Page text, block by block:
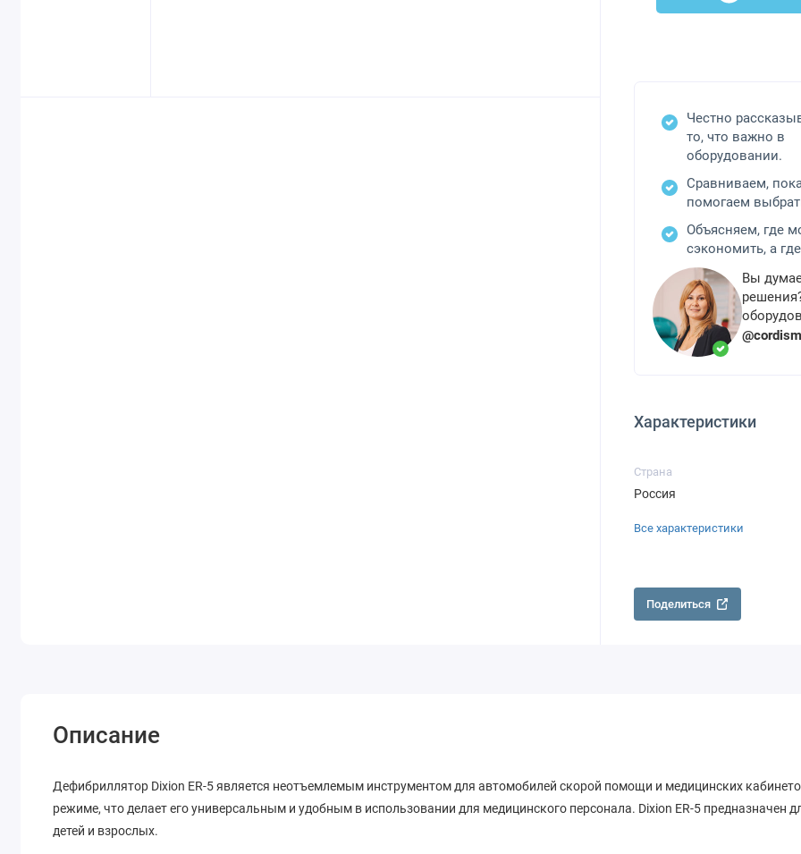
Честно
то, что важно в
оборудовании.
Сравниваем,
помогаем
Объясняем, где
сэкономить, а
Вы
Характеристики
Страна
Россия
Все характеристики
Поделиться
Описание
Дефибриллятор Dixion ER-5 является неотъемлемым инструментом для автомобилей скорой помощи и медицинских
режиме, что делает его универсальным и удобным в использовании для медицинского персонала. Dixion ER-5
детей и взрослых.